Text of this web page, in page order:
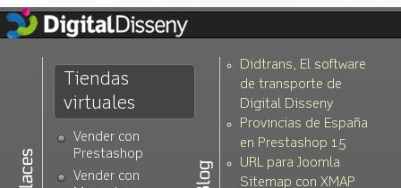
Tiendas
virtuales
Vender con
Prestashop
Vender con
Didtrans, El software
de transporte de
Digital Disseny
Provincias de España
en Prestashop 1.5
URL para Joomla
Sitemap con XMAP